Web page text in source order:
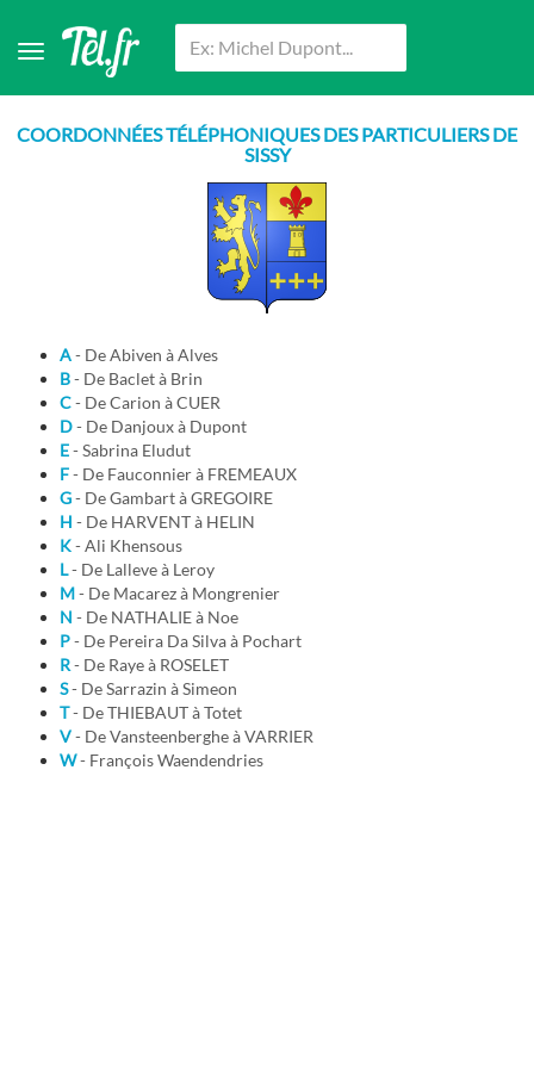
COORDONNÉES TÉLÉPHONIQUES DES PARTICULIERS DE
SISSY
A
- De Abiven à Alves
B
- De Baclet à Brin
C
- De Carion à CUER
D
- De Danjoux à Dupont
E
- Sabrina Eludut
F
- De Fauconnier à FREMEAUX
G
- De Gambart à GREGOIRE
H
- De HARVENT à HELIN
K
- Ali Khensous
L
- De Lalleve à Leroy
M
- De Macarez à Mongrenier
N
- De NATHALIE à Noe
P
- De Pereira Da Silva à Pochart
R
- De Raye à ROSELET
S
- De Sarrazin à Simeon
T
- De THIEBAUT à Totet
V
- De Vansteenberghe à VARRIER
W
- François Waendendries